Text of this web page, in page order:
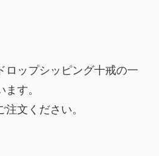
ロップシッピング十戒の一
す。
文ください。